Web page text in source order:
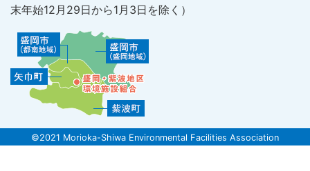
末年始12月29日から1月3日を除く）
©2021 Morioka-Shiwa Environmental Facilities Association